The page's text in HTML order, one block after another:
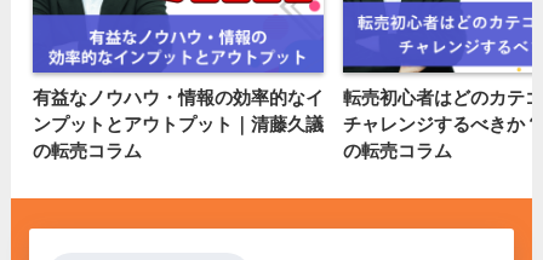
有益なノウハウ・情報の効率的なイ
ンプットとアウトプット｜清藤久議
の転売コラム
転売初心者はどのカテ
チャレンジするべきか
の転売コラム